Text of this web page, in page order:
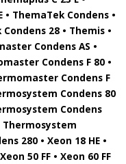
• ThemaTek Condens •
28 • Themis •
Condens AS •
Condens F 80 •
Condens F
Condens 80
Condens
Thermosystem
280 • Xeon 18 HE •
50 FF • Xeon 60 FF